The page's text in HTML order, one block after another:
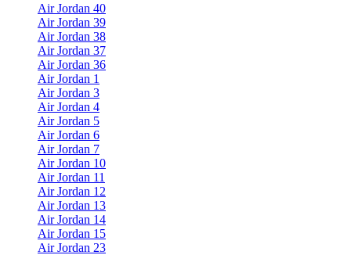
Air Jordan 40
Air Jordan 39
Air Jordan 38
Air Jordan 37
Air Jordan 36
Air Jordan 1
Air Jordan 3
Air Jordan 4
Air Jordan 5
Air Jordan 6
Air Jordan 7
Air Jordan 10
Air Jordan 11
Air Jordan 12
Air Jordan 13
Air Jordan 14
Air Jordan 15
Air Jordan 23